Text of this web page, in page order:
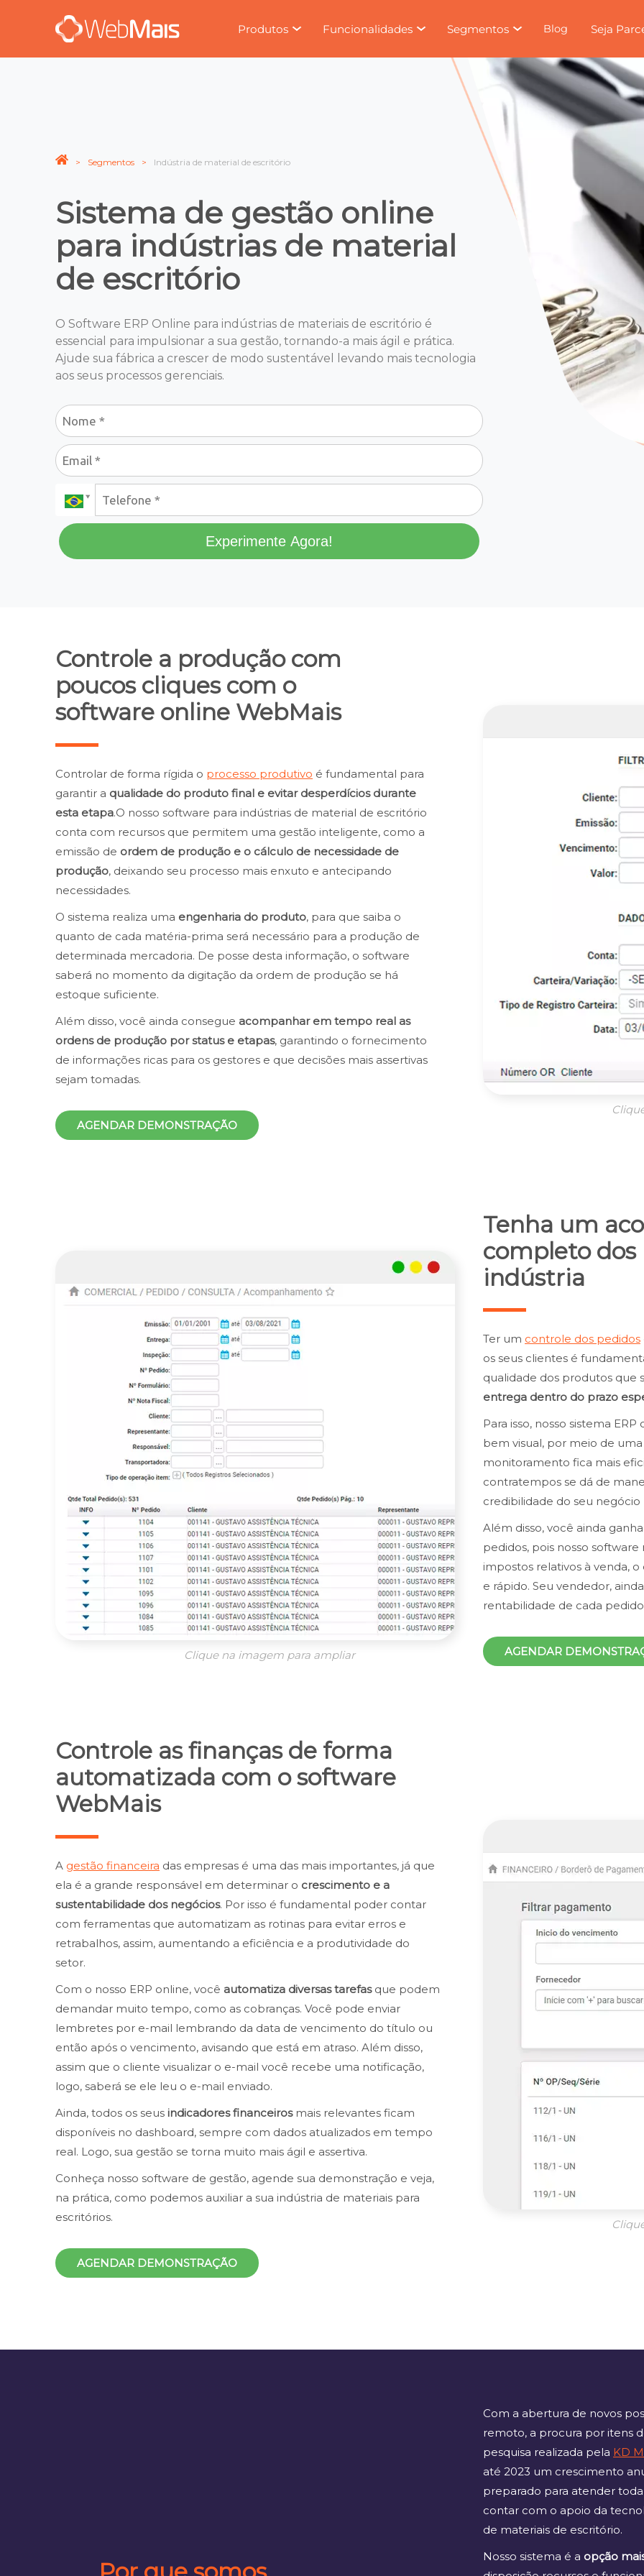
Produtos Funcionalidades Segmentos Blog Seja
Segmentos Indústria de material de escritório
Sistema de gestão online
para indústrias de material
de escritório
O Software ERP Online para indústrias de materiais de escritório é
essencial para impulsionar a sua gestão, tornando-a mais ágil e prática.
Ajude sua fábrica a crescer de modo sustentável levando mais tecnologia
aos seus processos gerenciais.
Experimente Agora!
Controle a produção com
poucos cliques com o
software online WebMais
Controlar de forma rígida o processo produtivo é fundamental para
garantir a qualidade do produto final e evitar desperdícios durante
esta etapa.O nosso software para indústrias de material de escritório
conta com recursos que permitem uma gestão inteligente, como a
emissão de ordem de produção e o cálculo de necessidade de
produção, deixando seu processo mais enxuto e antecipando
necessidades.
O sistema realiza uma engenharia do produto, para que saiba o
quanto de cada matéria-prima será necessário para a produção de
determinada mercadoria. De posse desta informação, o software
saberá no momento da digitação da ordem de produção se há
estoque suficiente.
Além disso, você ainda consegue acompanhar em tempo real as
ordens de produção por status e etapas, garantindo o fornecimento
de informações ricas para os gestores e que decisões mais assertivas
sejam tomadas.
AGENDAR DEMONSTRAÇÃO
Clique na imagem para ampliar
Tenha um
completo dos
indústria
Ter um controle dos pedidos
os seus clientes é
qualidade dos produtos que
entrega dentro do prazo
Para isso, nosso sistema
bem visual, por meio de
monitoramento fica mais
contratempos se dá de
credibilidade do seu
Além disso, você ainda
pedidos, pois nosso
impostos relativos à venda,
e rápido. Seu vendedor,
rentabilidade de cada
AGENDAR
Controle as finanças de forma
automatizada com o software
WebMais
A gestão financeira das empresas é uma das mais importantes, já que
ela é a grande responsável em determinar o crescimento e a
sustentabilidade dos negócios. Por isso é fundamental poder contar
com ferramentas que automatizam as rotinas para evitar erros e
retrabalhos, assim, aumentando a eficiência e a produtividade do
setor.
Com o nosso ERP online, você automatiza diversas tarefasque podem
demandar muito tempo, como as cobranças. Você pode enviar
lembretes por e-mail lembrando da data de vencimento do título ou
então após o vencimento, avisando que está em atraso. Além disso,
assim que o cliente visualizar o e-mail você recebe uma notificação,
logo, saberá se ele leu o e-mail enviado.
Ainda, todos os seus indicadores financeirosmais relevantes ficam
disponíveis no dashboard, sempre com dados atualizados em tempo
real. Logo, sua gestão se torna muito mais ágil e assertiva.
Conheça nosso software de gestão, agende sua demonstração e veja,
na prática, como podemos auxiliar a sua indústria de materiais para
escritórios.
AGENDAR DEMONSTRAÇÃO
Com a abertura de novos
remoto, a procura por itens
pesquisa realizada pela KD
até 2023 um crescimento
preparado para atender
contar com o apoio da
de materiais de escritório.
Nosso sistema é a opção